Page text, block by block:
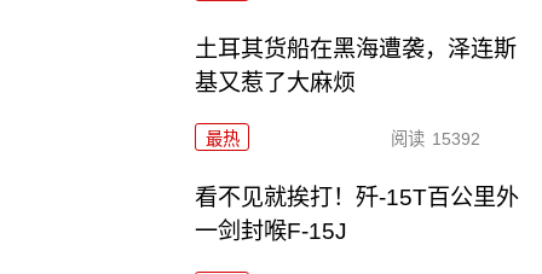
土耳其货船在黑海遭袭，泽连斯
基又惹了大麻烦
最热 阅读 15392
看不见就挨打！歼-15T百公里外
一剑封喉F-15J